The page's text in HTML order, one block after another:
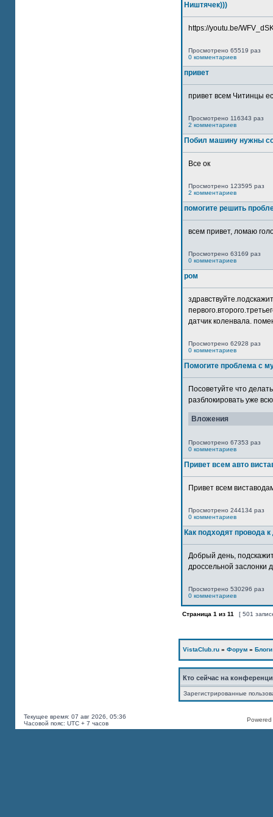
Ништячек)))
https://youtu.be/
Просмотрено 65519 раз
0 комментариев
привет
привет всем Читинцы
Просмотрено 116343 раз
2 комментариев
Побил машину нужны
Все ок
Просмотрено 123595 раз
2 комментариев
помогите решить
всем привет, ломаю
Просмотрено 63169 раз
0 комментариев
ром
датчик коленвала.
Просмотрено 62928 раз
0 комментариев
Помогите проблема с
Посоветуйте что
разблокировать уже
Вложения
Просмотрено 67353 раз
0 комментариев
Привет всем авто
Привет всем
Просмотрено 244134 раз
0 комментариев
Как подходят провода
Добрый день,
дроссельной заслонки
Просмотрено 530296 раз
0 комментариев
Страница 1 из 11 [ 501
VistaClub.ru » Форум » Блоги
Кто сейчас на
Зарегистрированные
Текущее время: 07 авг 2026, 05:36
Часовой пояс: UTC + 7 часов